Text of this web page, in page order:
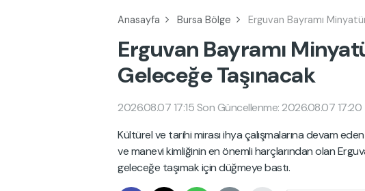
Anasayfa Bursa Bölge Erguvan Bayramı
Erguvan Bayramı
Geleceğe Taşınacak
2026.08.07 17:15 Son Güncellenme: 2026.08.07 17:20
Kültürel ve tarihi mirası ihya çalışmalarına devam eden
ve manevi kimliğinin en önemli harçlarından olan
geleceğe taşımak için düğmeye bastı.